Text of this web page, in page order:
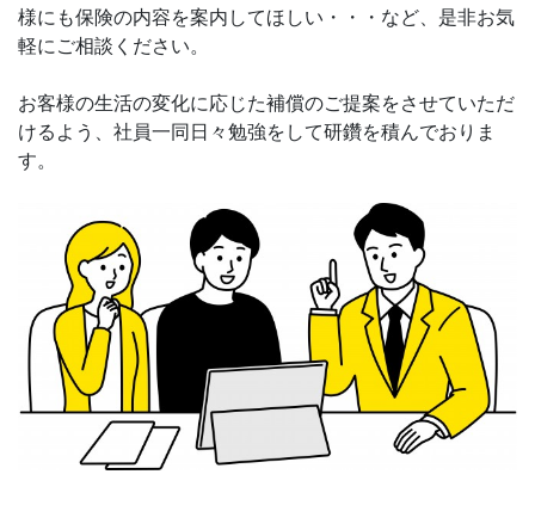
様にも保険の内容を案内してほしい・・・など、是非お気
軽にご相談ください。
お客様の生活の変化に応じた補償のご提案をさせていただ
けるよう、社員一同日々勉強をして研鑽を積んでおりま
す。